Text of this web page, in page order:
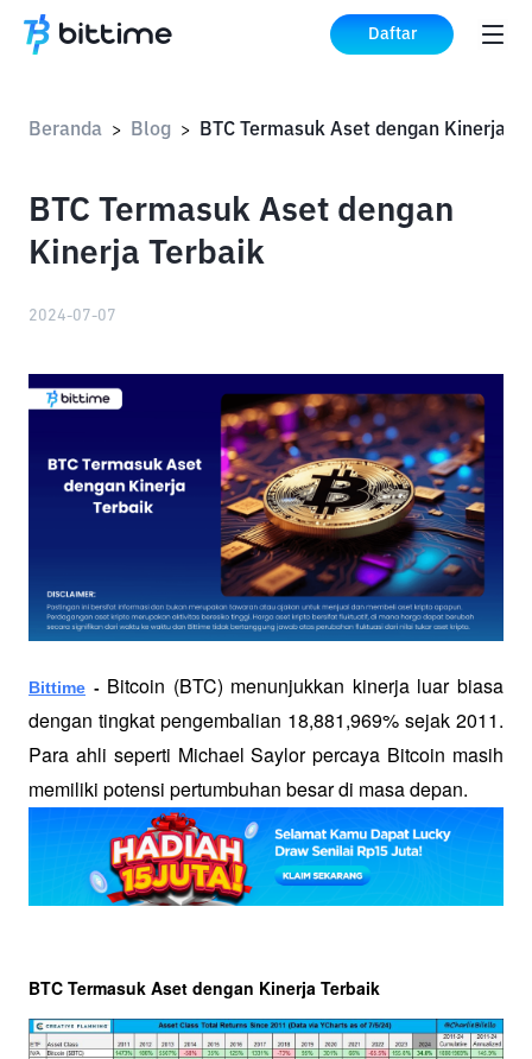
Daftar
Beranda > Blog >
BTC Termasuk Aset dengan
Kinerja Terbaik
2024-07-07
Bittime - Bitcoin (BTC) menunjukkan kinerja luar biasa
dengan tingkat pengembalian 18,881,969% sejak 2011.
Para ahli seperti Michael Saylor percaya Bitcoin masih
memiliki potensi pertumbuhan besar di masa depan.
BTC Termasuk Aset dengan Kinerja Terbaik